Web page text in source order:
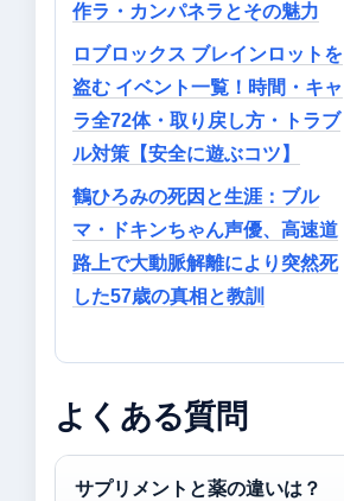
作ラ・カンパネラとその魅力
ロブロックス ブレインロットを
盗む イベント一覧！時間・キャ
ラ全72体・取り戻し方・トラブ
ル対策【安全に遊ぶコツ】
鶴ひろみの死因と生涯：ブル
マ・ドキンちゃん声優、高速道
路上で大動脈解離により突然死
した57歳の真相と教訓
よくある質問
サプリメントと薬の違いは？